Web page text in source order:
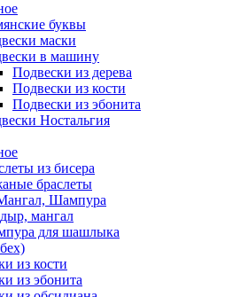
буквы
маски
в машину
Подвески из дерева
Подвески из кости
Подвески из эбонита
Ностальгия
из бисера
браслеты
Шампура
мангал
для шашлыка
из кости
из эбонита